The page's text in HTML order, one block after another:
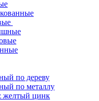
по дереву
по металлу
желтый цинк